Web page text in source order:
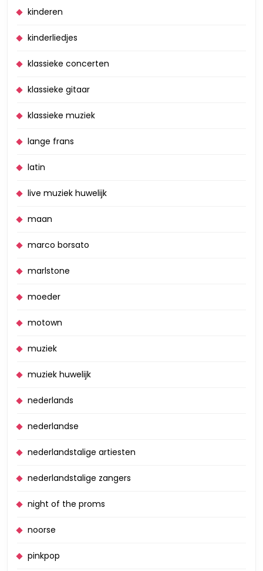
kinderen
kinderliedjes
klassieke concerten
klassieke gitaar
klassieke muziek
lange frans
latin
live muziek huwelijk
maan
marco borsato
marlstone
moeder
motown
muziek
muziek huwelijk
nederlands
nederlandse
nederlandstalige artiesten
nederlandstalige zangers
night of the proms
noorse
pinkpop